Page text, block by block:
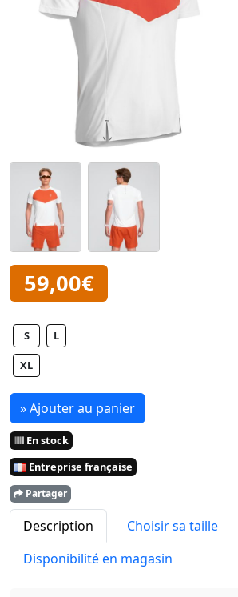
59,00€
S L
XL
» Ajouter au panier
En stock
Entreprise française
Partager
Description
Choisir sa taille
Disponibilité en magasin